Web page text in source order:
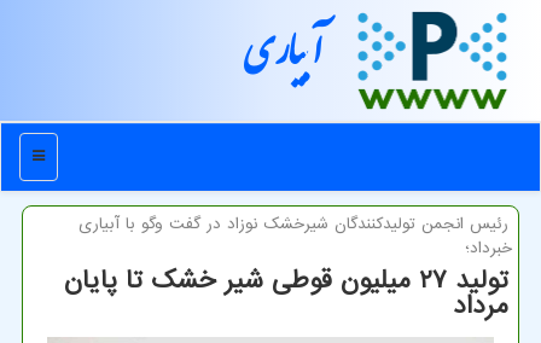
آبیاری
منو
رئیس انجمن تولیدكنندگان شیرخشك نوزاد در گفت وگو با آبیاری
خبرداد؛
تولید ۲۷ میلیون قوطی شیر خشک تا پایان
مرداد